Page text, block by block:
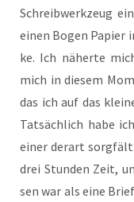
Schreib­werk­zeug
einen Bogen
ke. Ich näher­te
mich in die­sem
das ich auf das
Tat­säch­lich habe
einer der­art
drei Stun­den Zeit,
sen war als eine